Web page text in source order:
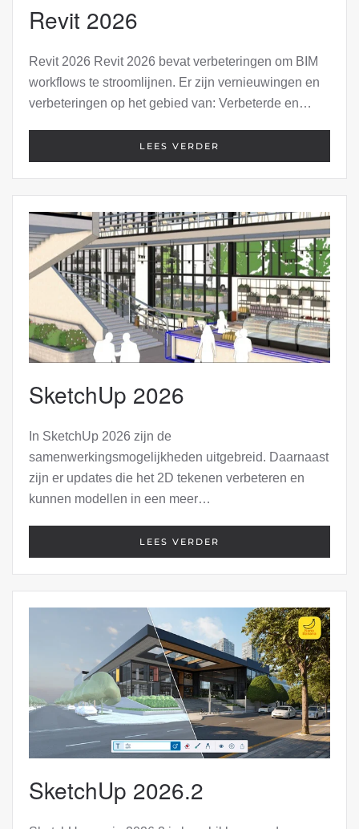
Revit 2026
Revit 2026 Revit 2026 bevat verbeteringen om BIM
workflows te stroomlijnen. Er zijn vernieuwingen en
verbeteringen op het gebied van: Verbeterde en…
LEES VERDER
SketchUp 2026
In SketchUp 2026 zijn de
samenwerkingsmogelijkheden uitgebreid. Daarnaast
zijn er updates die het 2D tekenen verbeteren en
kunnen modellen in een meer…
LEES VERDER
SketchUp 2026.2